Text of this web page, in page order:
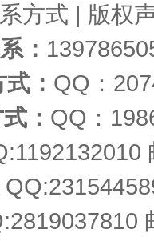
方式 | 版权
：
： QQ：
： QQ：